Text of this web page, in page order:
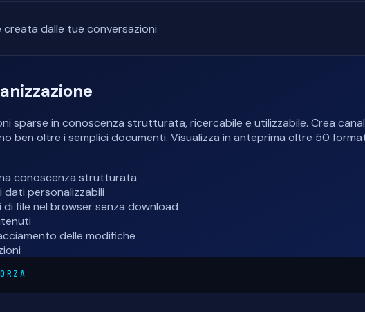
dalle tue conversazioni
sparse in conoscenza strutturata, ricercabile e utilizzabile. Crea
ben oltre i semplici documenti. Visualizza in anteprima oltre 50
conoscenza strutturata
personalizzabili
file nel browser senza download
delle modifiche